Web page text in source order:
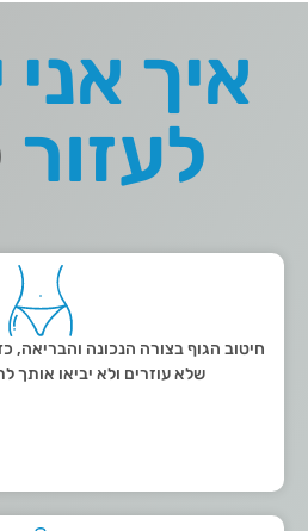
איך אני
לעזור
חיטוב הגוף בצורה הנכונה והבריאה,
שלא עוזרים ולא יביאו אותך